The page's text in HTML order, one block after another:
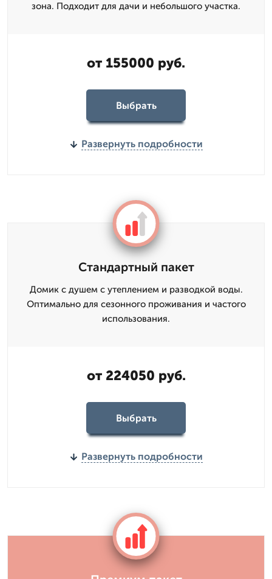
зона. Подходит для дачи и небольшого участка.
от 155000 руб.
Выбрать
Развернуть подробности
Стандартный пакет
Домик с душем с утеплением и разводкой воды.
Оптимально для сезонного проживания и частого
использования.
от 224050 руб.
Выбрать
Развернуть подробности